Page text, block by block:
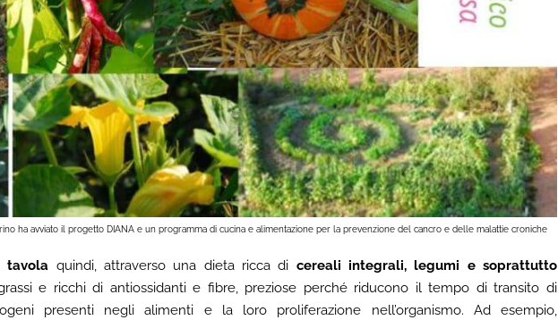
ha avviato il progetto DIANA e un programma di cucina e alimentazione per la prevenzione del cancro e delle malattie croniche
tavola quindi, attraverso una dieta ricca di cereali integrali, legumi e soprattutto
e ricchi di antiossidanti e fibre, preziose perché riducono il tempo di transito di
presenti negli alimenti e la loro proliferazione nell’organismo. Ad esempio,